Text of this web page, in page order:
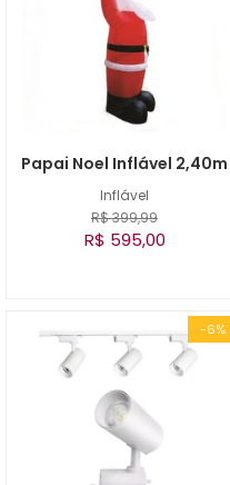
Inflável
Papai Noel Inflável 2,40m
R$ 399,99
R$ 595,00
-6%